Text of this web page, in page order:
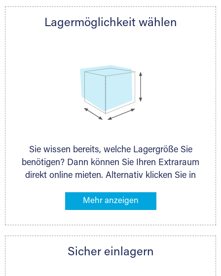
nächstgelegenen Partner und besprechen alles
Lagermöglichkeit wählen
Sie wissen bereits, welche Lagergröße Sie
benötigen? Dann können Sie Ihren Extraraum
direkt online mieten. Alternativ klicken Sie in
Gegenstände an, die Sie einlagern möchten –
ermittelt. Natürlich steht Ihnen Ihr Extraraum
persönlich hinsichtlich Lagervolumen und zu
Sicher einlagern